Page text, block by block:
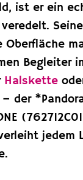
ist er ein
Begleiter
Halskette
– der
jedem